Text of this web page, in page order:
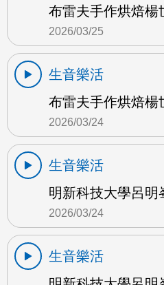
布雷夫手作烘焙楊
2026/03/25
生音樂活
布雷夫手作烘焙楊
2026/03/24
生音樂活
明新科技大學呂明
2026/03/24
生音樂活